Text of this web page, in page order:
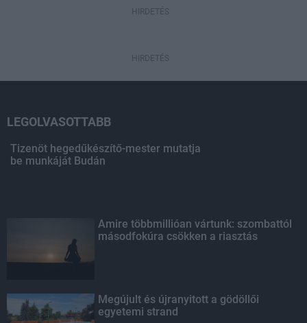
HIRDETÉS
HIRDETÉS
LEGOLVASOTTABB
Tizenöt hegedűkészítő-mester mutatja
be munkáját Budán
Amire többmillióan vártunk: szombattól
másodfokúra csökken a riasztás
Megújult és újranyitott a gödöllői
egyetemi strand